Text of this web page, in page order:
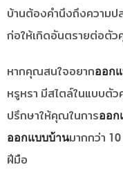
บ้านต้องคำนึงถึงความ
ก่อให้เกิดอันตรายต่อตั
หากคุณสนใจอยากออก
หรูหรา มีสไตล์ในแบบตั
ปรึกษาให้คุณในการออ
ออกแบบบ้านมากกว่า
ฝีมือ